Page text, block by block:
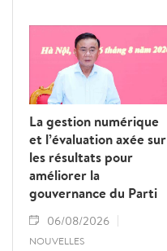
La gestion numérique
et l’évaluation axée sur
les résultats pour
améliorer la
gouvernance du Parti
06/08/2026
NOUVELLES